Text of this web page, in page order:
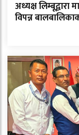
अध्यक्ष
विपन्न